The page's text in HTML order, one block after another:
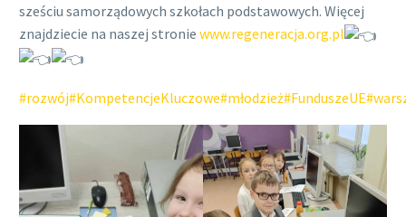
sześciu samorządowych szkołach podstawowych. Więcej
znajdziecie na naszej stronie www.regeneracja.org.pl
#rozwój#KompetencjeKluczowe#młodzież#FunduszeUE